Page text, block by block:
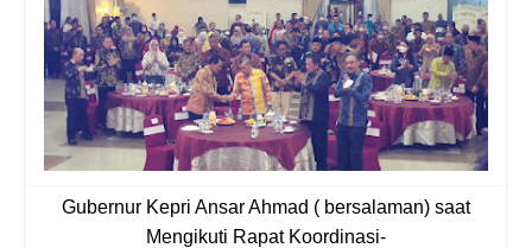
Gubernur Kepri Ansar Ahmad ( bersalaman) saat
Mengikuti Rapat Koordinasi-